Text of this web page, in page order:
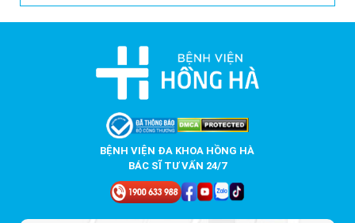
BỆNH VIỆN ĐA KHOA HỒNG HÀ
BÁC SĨ TƯ VẤN 24/7